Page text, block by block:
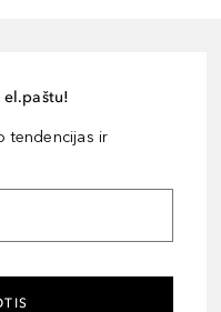
el.paštu!
tendencijas ir